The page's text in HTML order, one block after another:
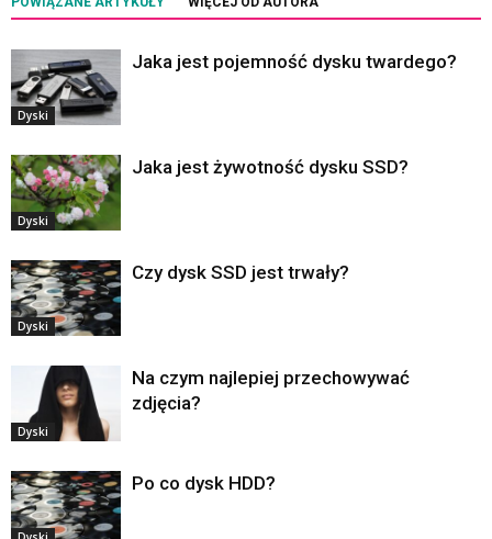
Dyski
Jaka jest pojemność dysku twardego?
Dyski
Jaka jest żywotność dysku SSD?
Dyski
Czy dysk SSD jest trwały?
Dyski
Na czym najlepiej przechowywać
zdjęcia?
Po co dysk HDD?